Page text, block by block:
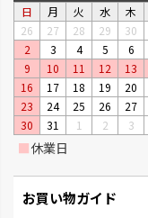
日 月 火 水 木
26
27 28 29 30
2
3 4 5 6
9
10 11 12 13
16
17 18 19 20
23
24 25 26 27
30
31 1 2 3
■休業日
お買い物ガイド